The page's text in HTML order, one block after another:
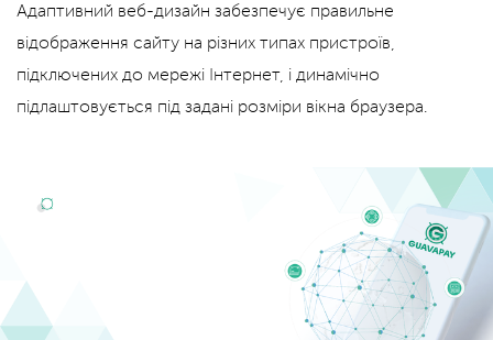
Адаптивний веб-дизайн забезпечує правильне
відображення сайту на різних типах пристроїв,
підключених до мережі Інтернет, і динамічно
підлаштовується під задані розміри вікна браузера.